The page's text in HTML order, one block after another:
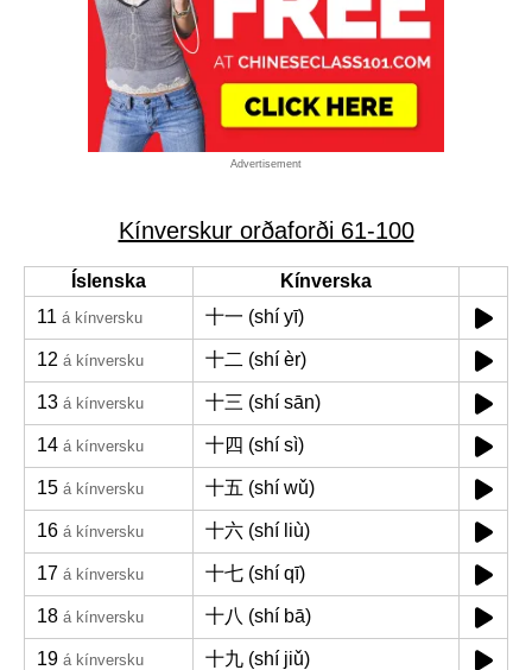
Advertisement
Kínverskur orðaforði 61-100
Íslenska
Kínverska
11 á kínversku 十一 (shí yī)
12 á kínversku 十二 (shí èr)
13 á kínversku 十三 (shí sān)
14 á kínversku 十四 (shí sì)
15 á kínversku 十五 (shí wǔ)
16 á kínversku 十六 (shí liù)
17 á kínversku 十七 (shí qī)
18 á kínversku 十八 (shí bā)
19 á kínversku 十九 (shí jiǔ)